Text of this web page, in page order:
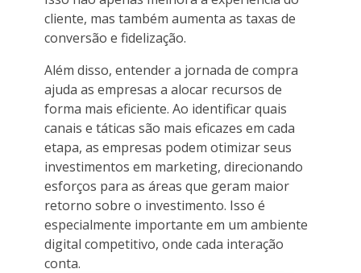
cliente, mas também aumenta as taxas de
conversão e fidelização.
Além disso, entender a jornada de compra
ajuda as empresas a alocar recursos de
forma mais eficiente. Ao identificar quais
canais e táticas são mais eficazes em cada
etapa, as empresas podem otimizar seus
investimentos em marketing, direcionando
esforços para as áreas que geram maior
retorno sobre o investimento. Isso é
especialmente importante em um ambiente
digital competitivo, onde cada interação
conta.